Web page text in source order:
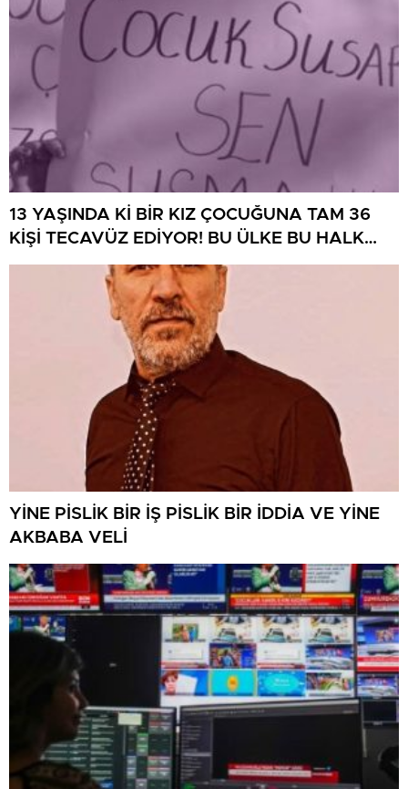
13 YAŞINDA Kİ BİR KIZ ÇOCUĞUNA TAM 36
KİŞİ TECAVÜZ EDİYOR! BU ÜLKE BU HALK
NEREYE SAVRULDU NASIL SAVRULDU!
YİNE PİSLİK BİR İŞ PİSLİK BİR İDDİA VE YİNE
AKBABA VELİ